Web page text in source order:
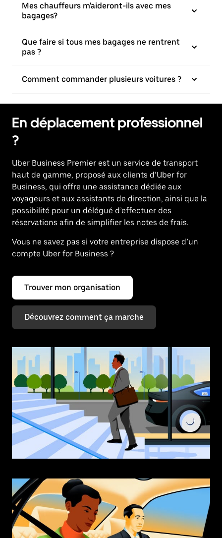
Mes chauffeurs m'aideront-ils avec mes
bagages?
Que faire si tous mes bagages ne rentrent
pas ?
Comment commander plusieurs voitures ?
En déplacement professionnel
?
Uber Business Premier est un service de transport
haut de gamme, proposé aux clients d’Uber for
Business, qui offre une assistance dédiée aux
voyageurs et aux assistants de direction, ainsi que la
possibilité pour un délégué d’effectuer des
réservations afin de simplifier les notes de frais.
Vous ne savez pas si votre entreprise dispose d’un
compte Uber for Business ?
Trouver mon organisation
Découvrez comment ça marche